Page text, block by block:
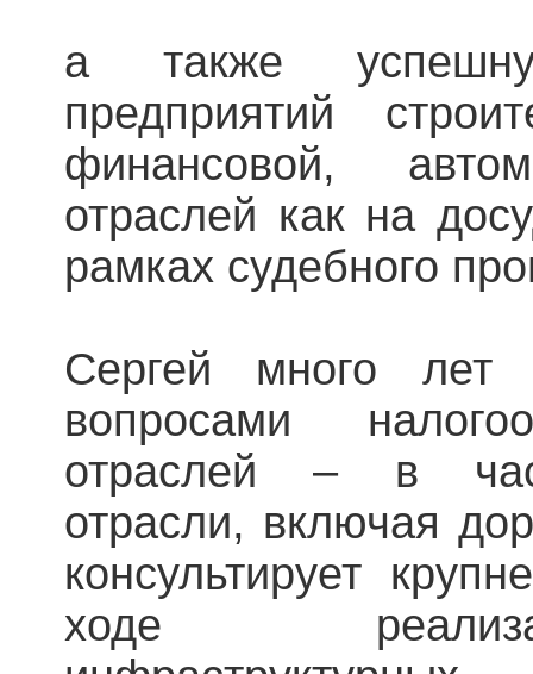
а также
предприятий
финансовой,
отраслей как на
рамках судебного
Сергей много лет
вопросами
отраслей – в
отрасли, включая
консультирует
ходе